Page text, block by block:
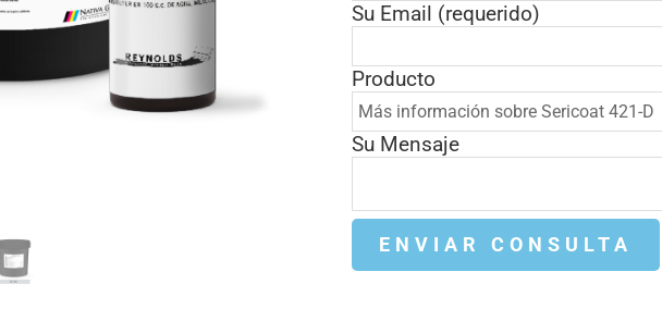
Su Email (requerido)
Producto
Su Mensaje